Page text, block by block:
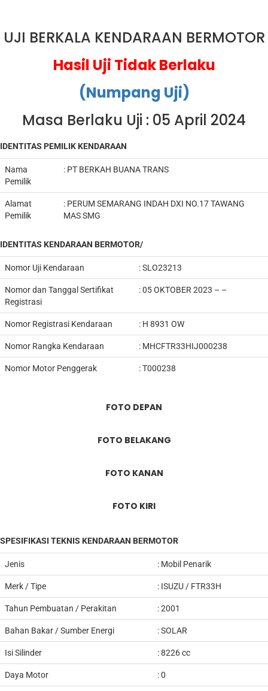
UJI BERKALA KENDARAAN BERMOTOR
Hasil Uji Tidak Berlaku
(Numpang Uji)
Masa Berlaku Uji : 05 April 2024
IDENTITAS PEMILIK KENDARAAN
Nama
Pemilik
: PT BERKAH BUANA TRANS
Alamat
Pemilik
: PERUM SEMARANG INDAH DXI NO.17 TAWANG
MAS SMG
IDENTITAS KENDARAAN BERMOTOR/
Nomor Uji Kendaraan :SLO23213
Nomor dan Tanggal Sertifikat
Registrasi
: 05 OKTOBER 2023 – –
Nomor Registrasi Kendaraan : H 8931 OW
Nomor Rangka Kendaraan : MHCFTR33HIJ000238
Nomor Motor Penggerak : T000238
FOTO DEPAN
FOTO BELAKANG
FOTO KANAN
FOTO KIRI
SPESIFIKASI TEKNIS KENDARAAN BERMOTOR
Jenis : Mobil Penarik
Merk / Tipe : ISUZU / FTR33H
Tahun Pembuatan / Perakitan : 2001
Bahan Bakar / Sumber Energi : SOLAR
Isi Silinder :8226cc
Daya Motor : 0